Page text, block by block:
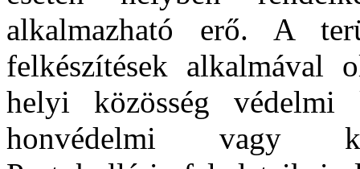
alkalmazható erő. A
felkészítések alkalmával
helyi közösség védelmi
honvédelmi vagy